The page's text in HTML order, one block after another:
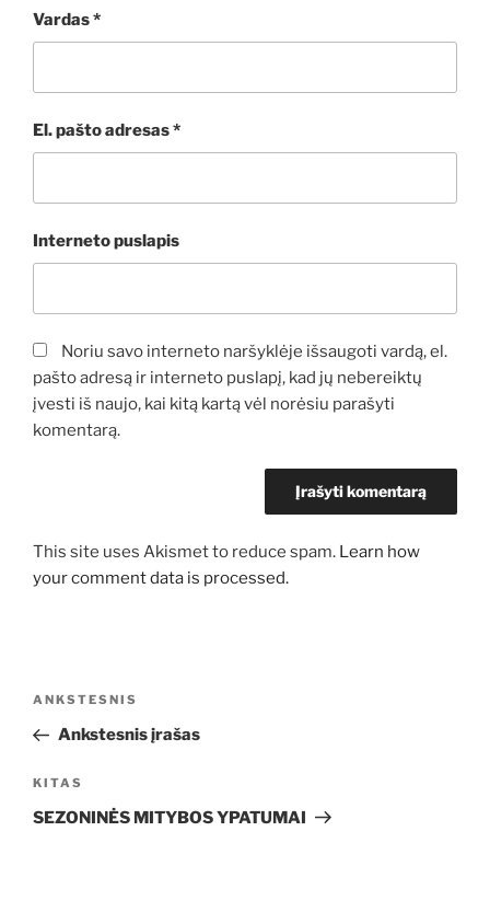
Vardas*
El. pašto adresas*
Interneto puslapis
Noriu savo interneto naršyklėje išsaugoti vardą, el.
pašto adresą ir interneto puslapį, kad jų nebereiktų
įvesti iš naujo, kai kitą kartą vėl norėsiu parašyti
komentarą.
This site uses Akismet to reduce spam. Learn how
your comment data is processed.
Navigacija
įrašų
Ankstesnis
įrašas
ANKSTESNIS
Ankstesnis įrašas
Kitas
įrašas
KITAS
SEZONINĖS MITYBOS YPATUMAI